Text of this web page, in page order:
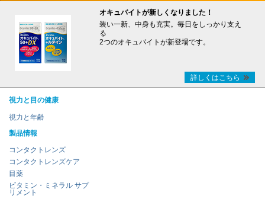
オキュバイトが新しくなりました！
装い一新、中身も充実。毎日をしっかり支え
る
2つのオキュバイトが新登場です。
詳しくはこちら
視力と目の健康
視力と年齢
製品情報
コンタクトレンズ
コンタクトレンズケア
目薬
ビタミン・ミネラル サプ
リメント